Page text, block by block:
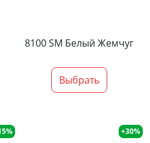
8100 SM Белый Жемчуг
Выбрать
+30%